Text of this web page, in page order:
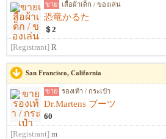
ขาย เสื้อผ้าเด็ก / ของเล่น
恐竜かるた
＄2
[Registrant] R
San Francisco, California
ขาย รองเท้า / กระเป๋า
Dr.Martens ブーツ
60
[Registrant] m